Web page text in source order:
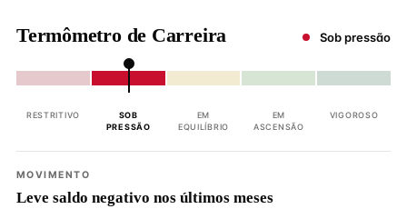
Termômetro de Carreira Sob pressão
RESTRITIVO
SOB
PRESSÃO
EM
EQUILÍBRIO
EM
ASCENSÃO
VIGOROSO
MOVIMENTO
Leve saldo negativo nos últimos meses